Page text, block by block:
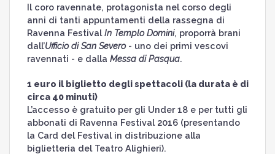
Il coro ravennate, protagonista nel corso degli
anni di tanti appuntamenti della rassegna di
Ravenna FestivalIn Templo Domini, proporrà brani
dall’Ufficio di San Severo- uno dei primi vescovi
ravennati - e dalla Messa di Pasqua.
1 euro il biglietto degli spettacoli (la durata è di
circa 40 minuti)
L’accesso è gratuito per gli Under 18 e per tutti gli
abbonati di Ravenna Festival 2016 (presentando
la Card del Festival in distribuzione alla
biglietteria del Teatro Alighieri).